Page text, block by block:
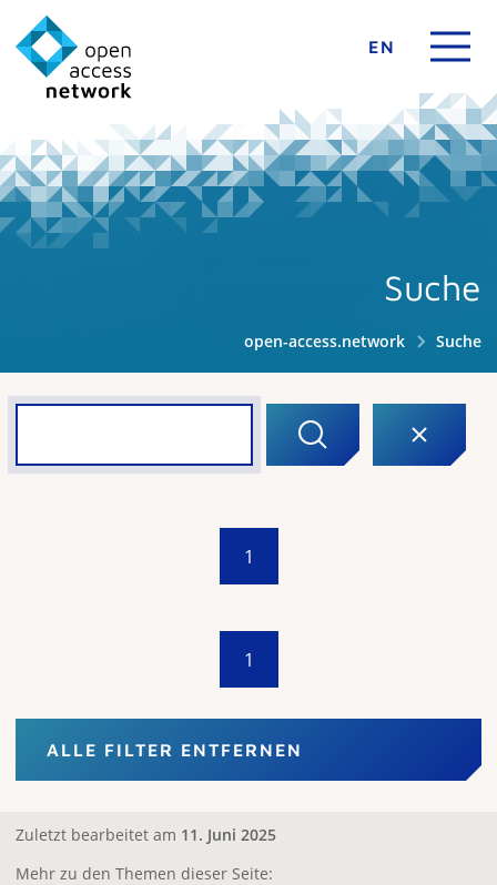
EN
Suche
open-access.network Suche
1
1
ALLE FILTER ENTFERNEN
Zuletzt bearbeitet am 11. Juni 2025
Mehr zu den Themen dieser Seite: